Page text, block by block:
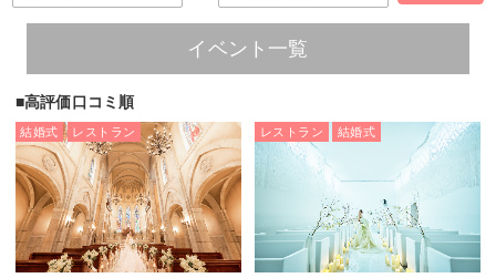
イベント一覧
高評価口コミ順
結婚式 レストラン レストラン 結婚式